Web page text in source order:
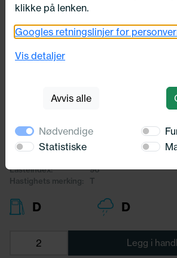
Utsolgt
205/70X15 Kumho
Bredde:
205,00
Profil:
Lasteindex:
96
Hastighets merking:
T
D D
Legg i
klikke på lenken.
Googles retningslinjer for
Vis detaljer
Avvis alle
Nødvendige
Statistiske